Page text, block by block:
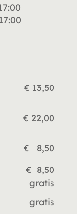
€ 13,50
€ 22,00
€ 8,50
€ 8,50
gratis
gratis